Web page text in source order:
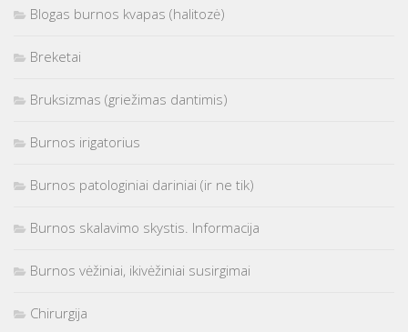
Blogas burnos kvapas (halitozė)
Breketai
Bruksizmas (griežimas dantimis)
Burnos irigatorius
Burnos patologiniai dariniai (ir ne tik)
Burnos skalavimo skystis. Informacija
Burnos vėžiniai, ikivėžiniai susirgimai
Chirurgija